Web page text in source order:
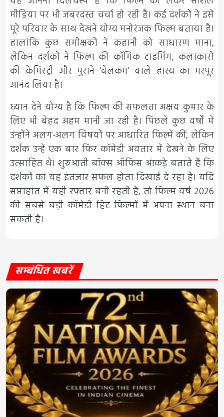
मीडिया पर भी जबरदस्त चर्चा हो रही है। कई दर्शकों ने इसे
पूरे परिवार के साथ देखने योग्य मनोरंजक फिल्म बताया है।
हालांकि कुछ समीक्षकों ने कहानी को साधारण माना,
लेकिन दर्शकों ने फिल्म की कॉमिक टाइमिंग, कलाकारों
की केमिस्ट्री और पुराने 'वेलकम' वाले हास्य का भरपूर
आनंद लिया है।
ध्यान देने योग्य है कि फिल्म की सफलता अक्षय कुमार के
लिए भी बेहद अहम मानी जा रही है। पिछले कुछ वर्षों में
उन्होंने अलग-अलग विषयों पर आधारित फिल्में कीं, लेकिन
दर्शक उन्हें एक बार फिर कॉमेडी अवतार में देखने के लिए
उत्साहित थे। शुरुआती बॉक्स ऑफिस आंकड़े बताते हैं कि
दर्शकों का यह इंतजार सफल होता दिखाई दे रहा है। यदि
सप्ताहांत में यही रफ्तार बनी रहती है, तो फिल्म वर्ष 2026
की सबसे बड़ी कॉमेडी हिट फिल्मों में अपना स्थान बना
सकती है।
सम्बंधित खबरें